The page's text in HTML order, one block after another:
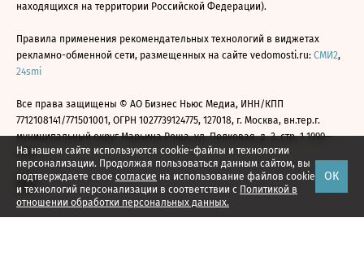
На нашем сайте используются cookie-файлы и технологии
персонализации. Продолжая пользоваться данным сайтом, вы
подтверждаете свое согласие на использование файлов cookie
и технологий персонализации в соответствии с Политикой в
отношении обработки персональных данных.
ОК
находящихся на территории Российской Федерации).
Правила применения рекомендательных технологий в виджетах
рекламно-обменной сети, размещенных на сайте vedomosti.ru: СМИ2,
24smi
Все права защищены © АО Бизнес Ньюс Медиа, ИНН/КПП
7712108141/771501001, ОГРН 1027739124775, 127018, г. Москва, вн.тер.г.
муниципальный округ Марьина Роща, ул. Полковая, д. 3, стр. 1 1999—
2026